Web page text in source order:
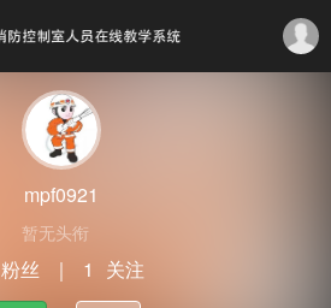
mpf0921
暂无头衔
粉丝 ｜ 1 关注